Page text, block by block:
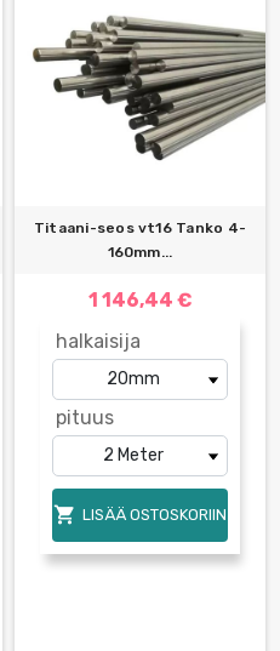
Titaani-seos vt16 Tanko 4-
160mm...
1 146,44 €
halkaisija
pituus
 LISÄÄ OSTOSKORIIN